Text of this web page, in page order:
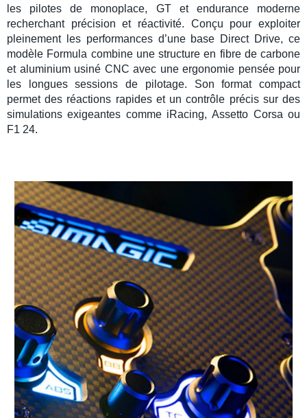
les pilotes de monoplace, GT et endurance moderne
recherchant précision et réactivité. Conçu pour exploiter
pleinement les performances d’une base Direct Drive, ce
modèle Formula combine une structure en fibre de carbone
et aluminium usiné CNC avec une ergonomie pensée pour
les longues sessions de pilotage. Son format compact
permet des réactions rapides et un contrôle précis sur des
simulations exigeantes comme iRacing,Assetto Corsa ou
F1 24.